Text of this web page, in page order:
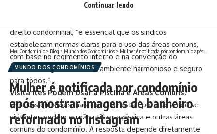
direito condominial, “é essencial que os síndicos
estabeleçam normas claras para o uso das áreas comuns,
com base no regimento interno e na convenção do
condomínio, garantindo um ambiente harmonioso e seguro
para todos.”
Visitantes Podem Usar aPiscinae Áreas Comuns?
Uma das questões mais comuns nesta época do ano é se
visitantes podem ou não utilizar apiscina e outras áreas
comuns do condomínio. A resposta depende diretamente
Continuar lendo
Meu Condomínio > Blog > Mundo dos Condomínios > Mulher é notificada por condomínio após mostrar imagens de banheiro reformado no Instagram
MUNDO DOS CONDOMÍNIOS
Mulher é notificada por condomínio
após mostrar imagens de banheiro
reformado no Instagram